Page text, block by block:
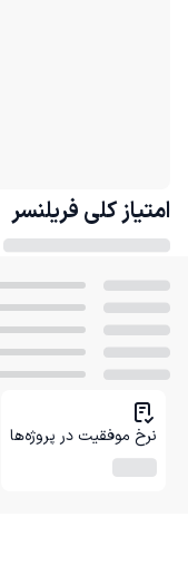
امتیاز کلی فریلنسر
نرخ موفقیت در پروژه‌ها